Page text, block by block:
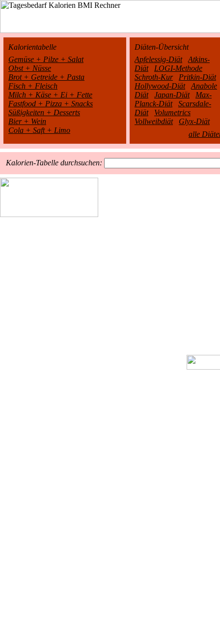
Kalorientabelle
Gemüse + Pilze + Salat
Obst + Nüsse
Brot + Getreide + Pasta
Fisch + Fleisch
Milch + Käse + Ei + Fette
Fastfood + Pizza + Snacks
Süßigkeiten + Desserts
Bier + Wein
Cola + Saft + Limo
Diäten-Übersicht
Apfelessig-Diät
Atkins-
Diät
LOGI-Methode
Schroth-Kur
Pritkin-Diät
Hollywood-Diät
Anabole
Diät
Japan-Diät
Max-
Planck-Diät
Scarsdale-
Diät
Volumetrics
Vollweibdiät
Glyx-Diät
alle
Kalorien-Tabelle durchsuchen: